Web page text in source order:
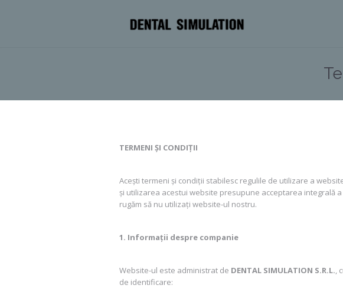
TERMENI ȘI CONDIȚII
Acești termeni și condiții stabilesc regulile de utilizare a
și utilizarea acestui website presupune acceptarea integrală
rugăm să nu utilizați website-ul nostru.
1. Informații despre companie
Website-ul este administrat de DENTAL SIMULATION S.R.L.,
de identificare: